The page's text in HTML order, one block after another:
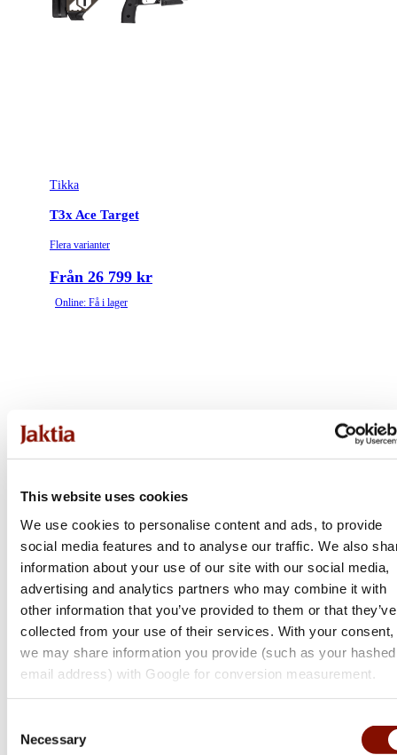
This website uses cookies
We use cookies to personalise content and ads, to provide
social media features and to analyse our traffic. We also
information about your use of our site with our social media,
advertising and analytics partners who may combine it with
other information that you’ve provided to them or that they’ve
collected from your use of their services. With your consent,
we may share information you provide (such as your hashed
email address) with Google for conversion measurement.
Selection
Necessary
Tikka
T3x Ace Target
Flera varianter
Från 26 799 kr
Online: Få i lager
Tikka